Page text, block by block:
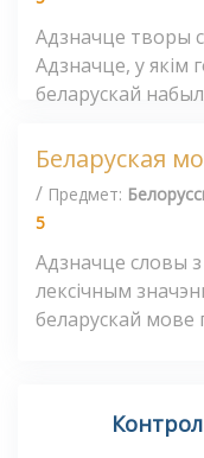
Адзначце творы
Адзначце, у якім
беларускай
Беларуская
/ Предмет:
5
Адзначце словы
лексічным
беларускай мове